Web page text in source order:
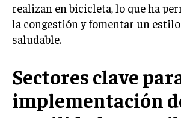
realizan en bicicleta, lo que ha
la congestión y fomentar un
saludable.
Sectores clave
implementación